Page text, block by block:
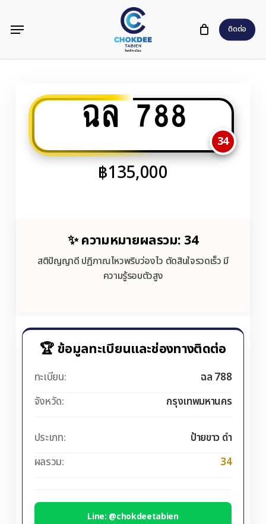
content
ติดต่อ
Menu
ฉล 788
34
฿135,000
✨ ความหมายผลรวม: 34
สติปัญญาดี ปฏิภาณไหวพริบว่องไว ตัดสินใจรวดเร็ว มี
ความรู้รอบตัวสูง
🏆 ข้อมูลทะเบียนและช่องทางติดต่อ
ทะเบียน:
ฉล 788
จังหวัด:
กรุงเทพมหานคร
ประเภท:
ป้ายขาว ดำ
ผลรวม:
34
Line: @chokdeetabien